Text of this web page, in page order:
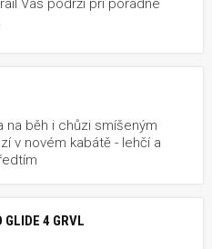
Vás podrží při pořádné
na běh i chůzi smíšeným
v novém kabátě - lehčí a
GLIDE 4 GRVL